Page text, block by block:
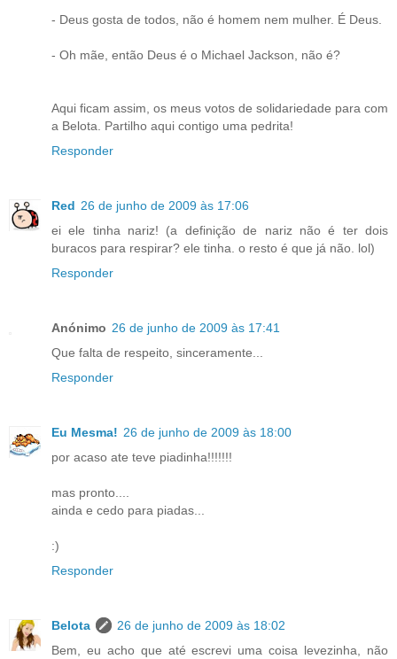
- Deus gosta de todos, não é homem nem mulher. É Deus.
- Oh mãe, então Deus é o Michael Jackson, não é?
Aqui ficam assim, os meus votos de solidariedade para com
a Belota. Partilho aqui contigo uma pedrita!
Responder
Red 26 de junho de 2009 às 17:06
ei ele tinha nariz! (a definição de nariz não é ter dois
buracos para respirar? ele tinha. o resto é que já não. lol)
Responder
Anónimo 26 de junho de 2009 às 17:41
Que falta de respeito, sinceramente...
Responder
Eu Mesma! 26 de junho de 2009 às 18:00
por acaso ate teve piadinha!!!!!!!
mas pronto....
ainda e cedo para piadas...
:)
Responder
Belota
26 de junho de 2009 às 18:02
Bem, eu acho que até escrevi uma coisa levezinha, não